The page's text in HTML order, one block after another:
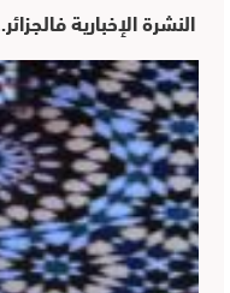
النشرة الإخبارية